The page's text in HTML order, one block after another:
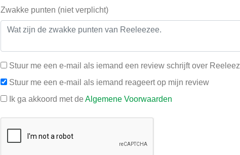
Zwakke punten (niet verplicht)
Stuur me een e-mail als iemand een review schrijft over
Stuur me een e-mail als iemand reageert op mijn review
Ik ga akkoord met de Algemene Voorwaarden